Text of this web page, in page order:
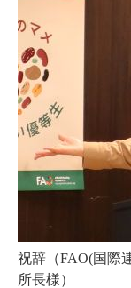
祝辞（FAO(国際
所長様）